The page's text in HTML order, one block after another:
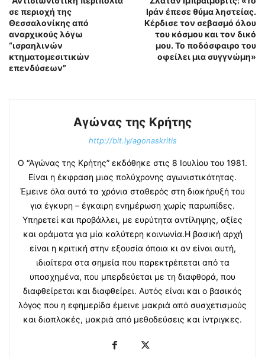
σε περιοχή της
Θεσσαλονίκης από
αναρχικούς λόγω
“ισραηλινών
κτηματομεσιτικών
επενδύσεων”
Ιράν έπεσε θύμα ληστείας.
Κέρδισε τον σεβασμό όλου
του κόσμου και τον δικό
μου. Το ποδόσφαιρο του
οφείλει μια συγγνώμη»
Αγώνας της Κρήτης
http://bit.ly/agonaskritis
Ο “Αγώνας της Κρήτης” εκδόθηκε στις 8 Ιουλίου του 1981.
Είναι η έκφραση μιας πολύχρονης αγωνιστικότητας.
Έμεινε όλα αυτά τα χρόνια σταθερός στη διακήρυξή του
για έγκυρη – έγκαιρη ενημέρωση χωρίς παρωπίδες.
Υπηρετεί και προβάλλει, με ευρύτητα αντίληψης, αξίες
και οράματα για μία καλύτερη κοινωνία.Η βασική αρχή
είναι η κριτική στην εξουσία όποια κι αν είναι αυτή,
ιδιαίτερα στα σημεία που παρεκτρέπεται από τα
υποσχημένα, που μπερδεύεται με τη διαφθορά, που
διαφθείρεται και διαφθείρει. Αυτός είναι και ο βασικός
λόγος που η εφημερίδα έμεινε μακριά από συσχετισμούς
και διαπλοκές, μακριά από μεθοδεύσεις και ίντριγκες.